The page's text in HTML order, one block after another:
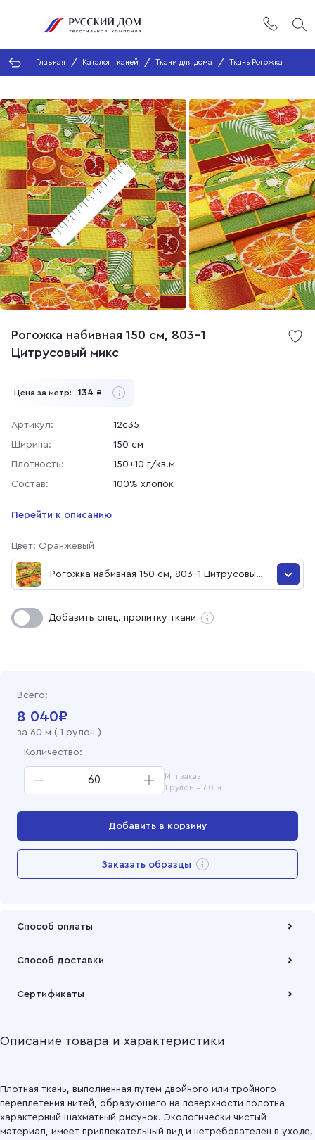
Главная Каталог тканей Ткани для дома Ткань Рогожка
Рогожка набивная 150 см, 803-1
Цитрусовый микс
Цена за метр: 134 ₽
Артикул:
12с35
Ширина:
150 см
Плотность:
150±10 г/кв.м
Состав:
100% хлопок
Перейти к описанию
Цвет: Оранжевый
Рогожка набивная 150 см, 803-1 Цитрусовый
микс
Рогожка набивная 150 см, 803-1 Цитрусовый микс
Добавить спец. пропитку ткани
Всего:
8 040₽
за 60 м ( 1 рулон )
Количество:
Min заказ
1 рулон = 60 м
Добавить в корзину
Перейти в корзину
Заказать образцы
Способ оплаты
Способ доставки
наших складов или через транспортную компанию на Ваш
Подробнее
Сертификаты
Описание товара и характеристики
Плотная ткань, выполненная путем двойного или тройного
переплетения нитей, образующего на поверхности полотна
характерный шахматный рисунок. Экологически чистый
материал, имеет привлекательный вид и нетребователен в уходе.